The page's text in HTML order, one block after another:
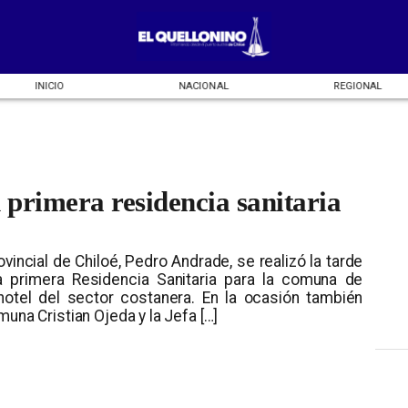
INICIO NACIONAL REGIONAL
residencia sanitaria
de Chiloé, Pedro Andrade, se realizó la tarde
Residencia Sanitaria para la comuna de
del sector costanera. En la ocasión también
Cristian Ojeda y la Jefa […]